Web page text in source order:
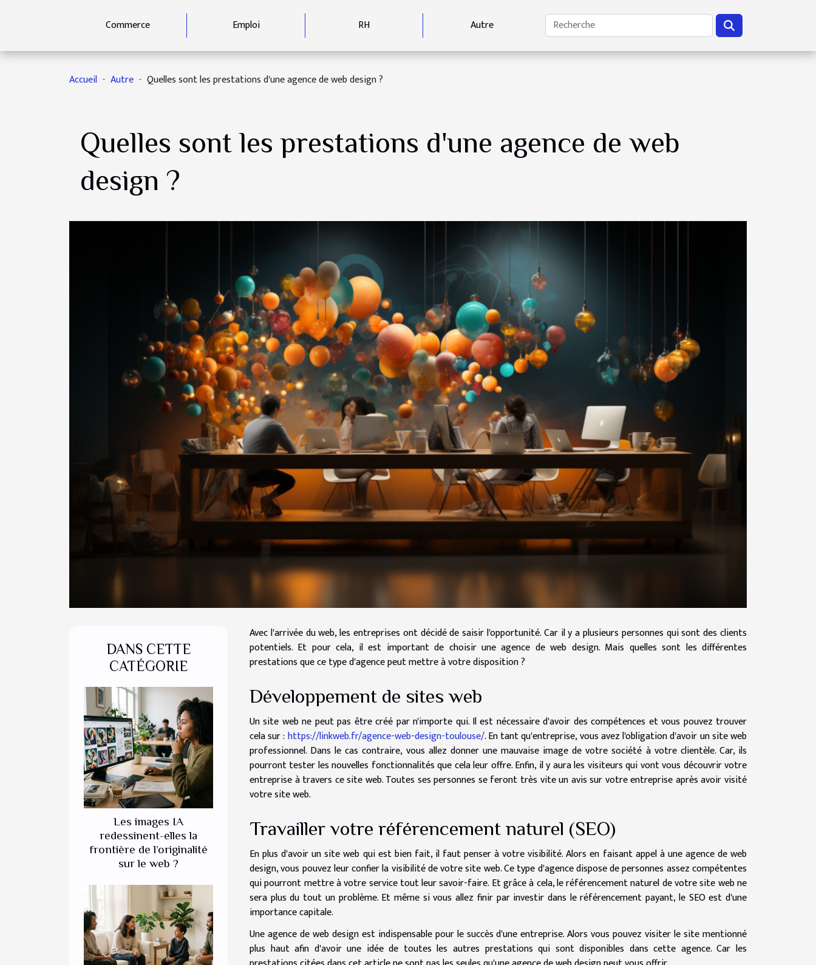
Commerce Emploi RH Autre
Accueil Autre Quelles sont les prestations d'une agence de web design ?
Quelles sont les prestations d'une agence de web
design ?
DANS CETTE
CATÉGORIE
Les images IA
redessinent-elles la
frontière de l’originalité
sur le web ?
Avec l'arrivée du web, les entreprises ont décidé de saisir l'opportunité. Car il y a plusieurs personnes qui sont des clients
potentiels. Et pour cela, il est important de choisir une agence de web design. Mais quelles sont les différentes
prestations que ce type d'agence peut mettre à votre disposition ?
Développement de sites web
Un site web ne peut pas être créé par n'importe qui. Il est nécessaire d'avoir des compétences et vous pouvez trouver
cela sur : https://linkweb.fr/agence-web-design-toulouse/. En tant qu'entreprise, vous avez l'obligation d'avoir un site web
professionnel. Dans le cas contraire, vous allez donner une mauvaise image de votre société à votre clientèle. Car, ils
pourront tester les nouvelles fonctionnalités que cela leur offre. Enfin, il y aura les visiteurs qui vont vous découvrir votre
entreprise à travers ce site web. Toutes ses personnes se feront très vite un avis sur votre entreprise après avoir visité
votre site web.
Travailler votre référencement naturel (SEO)
En plus d'avoir un site web qui est bien fait, il faut penser à votre visibilité. Alors en faisant appel à une agence de web
design, vous pouvez leur confier la visibilité de votre site web. Ce type d'agence dispose de personnes assez compétentes
qui pourront mettre à votre service tout leur savoir-faire. Et grâce à cela, le référencement naturel de votre site web ne
sera plus du tout un problème. Et même si vous allez finir par investir dans le référencement payant, le SEO est d'une
importance capitale.
Une agence de web design est indispensable pour le succès d'une entreprise. Alors vous pouvez visiter le site mentionné
plus haut afin d'avoir une idée de toutes les autres prestations qui sont disponibles dans cette agence. Car les